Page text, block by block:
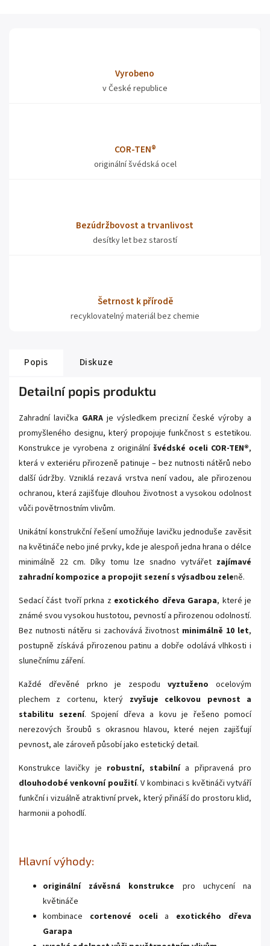
Vyrobeno
v České republice
COR-TEN®
originální švédská ocel
Bezúdržbovost a trvanlivost
desítky let bez starostí
Šetrnost k přírodě
recyklovatelný materiál bez chemie
Popis Diskuze
Detailní popis produktu
Zahradní lavička GARAje výsledkem precizní české výroby a
promyšleného designu, který propojuje funkčnost s estetikou.
Konstrukce je vyrobena z originální švédské oceli COR-TEN®,
která v exteriéru přirozeně patinuje – bez nutnosti nátěrů nebo
další údržby. Vzniklá rezavá vrstva není vadou, ale přirozenou
ochranou, která zajišťuje dlouhou životnost a vysokou odolnost
vůči povětrnostním vlivům.
Unikátní konstrukční řešení umožňuje lavičku jednoduše zavěsit
na květináče nebo jiné prvky, kde je alespoň jedna hrana o délce
minimálně 22 cm. Díky tomu lze snadno vytvářet zajímavé
zahradní kompozice a propojit sezení s výsadbou zeleně.
Sedací část tvoří prkna z exotického dřeva Garapa, které je
známé svou vysokou hustotou, pevností a přirozenou odolností.
Bez nutnosti nátěru si zachovává životnost minimálně 10 let,
postupně získává přirozenou patinu a dobře odolává vlhkosti i
slunečnímu záření.
Každé dřevěné prkno je zespoduvyztuženo ocelovým
plechem z cortenu, který zvyšuje celkovou pevnost a
stabilitu sezení. Spojení dřeva a kovu je řešeno pomocí
nerezových šroubů s okrasnou hlavou, které nejen zajišťují
pevnost, ale zároveň působí jako estetický detail.
Konstrukce lavičky je robustní, stabilnía připravená pro
dlouhodobé venkovní použití. V kombinaci s květináči vytváří
funkční i vizuálně atraktivní prvek, který přináší do prostoru klid,
harmonii a pohodlí.
Hlavní výhody:
originální závěsná konstrukce pro uchycení na
květináče
kombinace cortenové oceli a exotického dřeva
Garapa